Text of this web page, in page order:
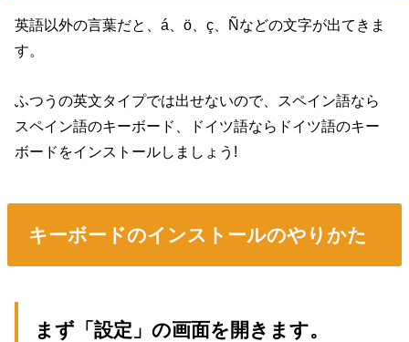
英語以外の言葉だと、á、ö、ç、Ñなどの文字が出てきま
す。
ふつうの英文タイプでは出せないので、スペイン語なら
スペイン語のキーボード、ドイツ語ならドイツ語のキー
ボードをインストールしましょう!
キーボードのインストールのやりかた
まず「設定」の画面を開きます。